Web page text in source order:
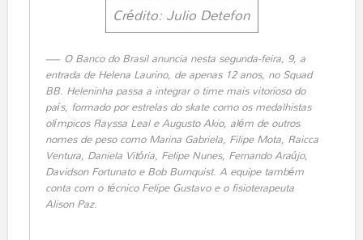
Crédito: Julio Detefon
O Banco do Brasil anuncia nesta segunda-feira, 9, a
entrada de Helena Laurino, de apenas 12 anos, no Squad
BB. Heleninha passa a integrar o time mais vitorioso do
país, formado por estrelas do skate como os medalhistas
olímpicos Rayssa Leal e Augusto Akio, além de outros
nomes de peso como Marina Gabriela, Filipe Mota, Raicca
Ventura, Daniela Vitória, Felipe Nunes, Fernando Araújo,
Davidson Fortunato e Bob Burnquist. A equipe também
conta com o técnico Felipe Gustavo e o fisioterapeuta
Alison Paz.